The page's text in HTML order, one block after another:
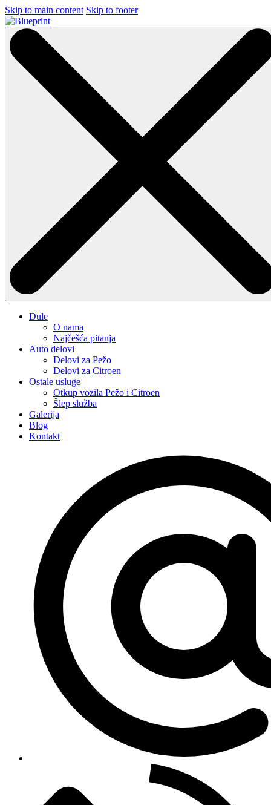
Skip to main content Skip to footer
Dule
O nama
Najčešća pitanja
Auto delovi
Delovi za Pežo
Delovi za Citroen
Ostale usluge
Otkup vozila Pežo i Citroen
Šlep služba
Galerija
Blog
Kontakt